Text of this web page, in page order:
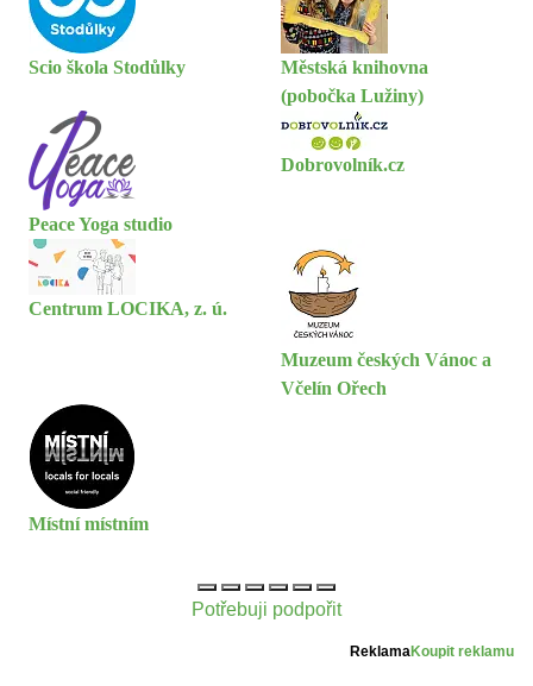
Scio škola Stodůlky
Městská knihovna
(pobočka Lužiny)
Peace Yoga studio
Dobrovolník.cz
Centrum LOCIKA, z. ú.
Muzeum českých Vánoc a
Včelín Ořech
Místní místním
Potřebuji podpořit
ReklamaKoupit reklamu